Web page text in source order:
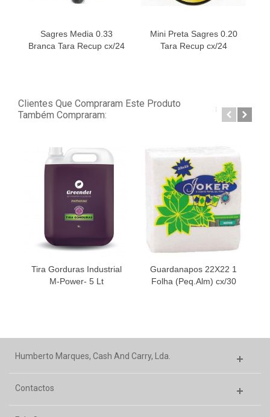
Sagres Media 0.33
Branca Tara Recup cx/24
Mini Preta Sagres 0.20
Tara Recup cx/24
Clientes Que Compraram Este Produto
Também Compraram:
Tira Gorduras Industrial
M-Power- 5 Lt
Guardanapos 22X22 1
Folha (Peq.Alm) cx/30
Humberto Marques, Cash And Carry, Lda.
Contactos